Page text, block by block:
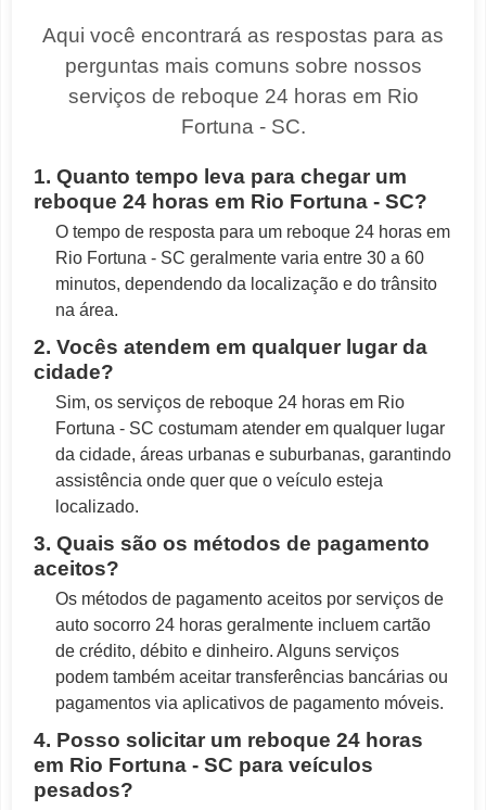
Aqui você encontrará as respostas para as
perguntas mais comuns sobre nossos
serviços de reboque 24 horas em Rio
Fortuna - SC.
1. Quanto tempo leva para chegar um
reboque 24 horas em Rio Fortuna - SC?
O tempo de resposta para um reboque 24 horas em
Rio Fortuna - SC geralmente varia entre 30 a 60
minutos, dependendo da localização e do trânsito
na área.
2. Vocês atendem em qualquer lugar da
cidade?
Sim, os serviços de reboque 24 horas em Rio
Fortuna - SC costumam atender em qualquer lugar
da cidade, áreas urbanas e suburbanas, garantindo
assistência onde quer que o veículo esteja
localizado.
3. Quais são os métodos de pagamento
aceitos?
Os métodos de pagamento aceitos por serviços de
auto socorro 24 horas geralmente incluem cartão
de crédito, débito e dinheiro. Alguns serviços
podem também aceitar transferências bancárias ou
pagamentos via aplicativos de pagamento móveis.
4. Posso solicitar um reboque 24 horas
em Rio Fortuna - SC para veículos
pesados?